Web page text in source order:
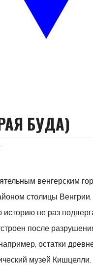
БУДА)
on
(Старая
Буда)
венгерским
столицы
не раз
после
остатки
музей Кишцелли.